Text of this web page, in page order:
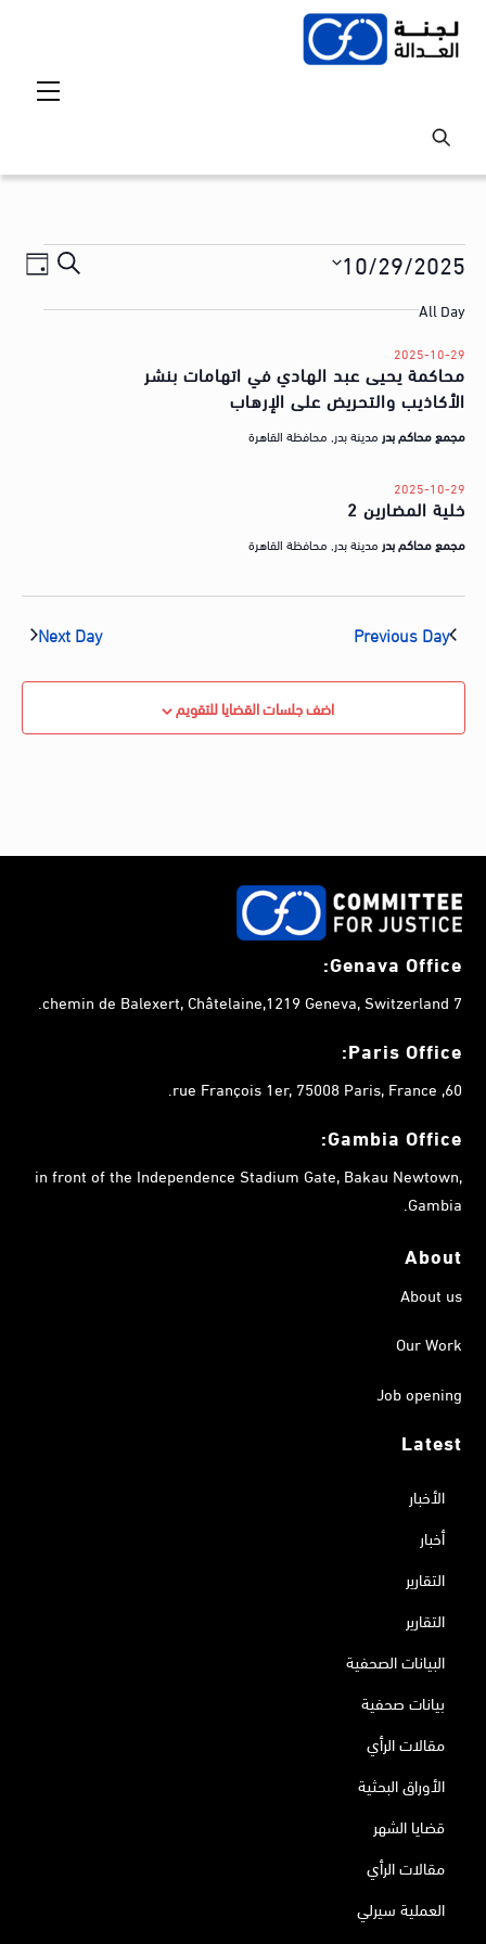
Skip
Events
for
2025-
10-
29
Events
Search
S
ع
ر
ب
ا
أ
10/29/2025
e
l
e
c
t
a
t
e
All Day
محاكمة يحيى عبد الهادي في اتهامات بنشر
الأكاذيب والتحريض على الإرهاب
2025-10-29
مجمع محاكم بدر مدينة بدر, محافظة القاهرة
خلية المضارين 2
2025-10-29
مجمع محاكم بدر مدينة بدر, محافظة القاهرة
Previous Day
Next Day
اضف جلسات القضايا للتقويم
Genava Office:
7 chemin de Balexert, Châtelaine,1219 Geneva, Switzerland.
Paris Office:
60, rue François 1er, 75008 Paris, France.
Gambia Office:
in front of the Independence Stadium Gate, Bakau Newtown,
Gambia.
About
About us
Our Work
Job opening
Latest
الأخبار
أخبار
التقارير
التقارير
البيانات الصحفية
بيانات صحفية
مقالات الرأي
الأوراق البحثية
قضايا الشهر
مقالات الرأي
العملية سيرلي